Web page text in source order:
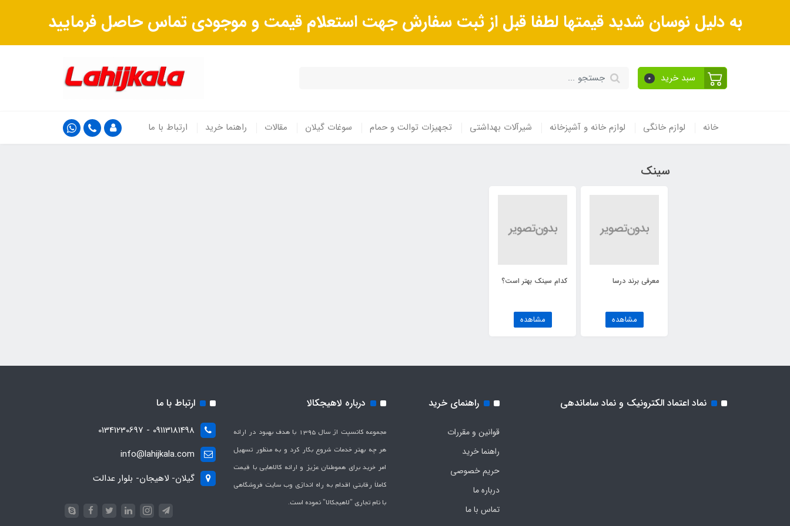
به دلیل نوسان شدید قیمتها لطفا قبل از ثبت سفارش جهت استعلام قیمت و موجودی تماس حاصل فرمایید
سبد خرید 0
خانه لوازم خانگی لوازم خانه و آشپزخانه شیرآلات بهداشتی تجهیزات توالت و حمام سوغات گیلان مقالات راهنما خرید ارتباط با ما
سینک
معرفی برند درسا
مشاهده
کدام سینک بهتر است؟
مشاهده
نماد اعتماد الکترونیک و نماد ساماندهی راهنمای خرید
قوانین و مقررات
راهنما خرید
حریم خصوصی
درباره ما
تماس با ما
درباره لاهیجکالا
مجموعه کانسپت از سال 1395 با هدف بهبود در ارائه
هر چه بهتر خدمات شروع بکار کرد و به منظور تسهیل
امر خرید برای هموطنان عزیز و ارائه کالاهایی با قیمت
کاملاَ رقابتی اقدام به راه اندازی وب سایت فروشگاهی
با نام تجاری "لاهیج­کالا" نموده است.
ارتباط با ما
09113181498 - 01341230697
info@lahijkala.com
گیلان- لاهیجان- بلوار عدالت